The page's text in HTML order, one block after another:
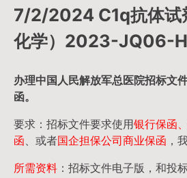
7/2/2024 C1q抗体试
化学）2023-JQ06-
办理中国人民解放军总医院招标文
函。
要求：招标文件要求使用银行保函、
函 、或者国企担保公司商业保函 ，
所需资料 ：招标文件电子版，和投